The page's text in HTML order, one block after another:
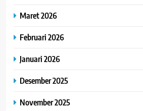
Maret 2026
Februari 2026
Januari 2026
Desember 2025
November 2025